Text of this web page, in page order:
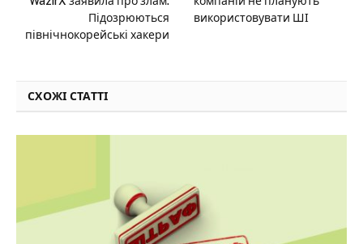
Підозрюються
північнокорейські хакери
використовувати ШІ
СХОЖІ СТАТТІ